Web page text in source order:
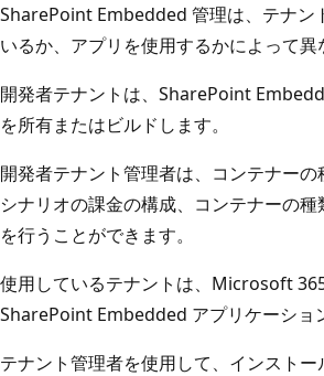
SharePoint Embedded 管理は、テナン
いるか、アプリを使用するかによって異
開発者テナントは、SharePoint
を所有またはビルドします。
開発者テナント管理者は、コンテナー
シナリオの課金の構成、コンテナーの
を行うことができます。
使用しているテナントは、Microsoft
SharePoint Embedded アプリケーショ
テナント管理者を使用して、インスト